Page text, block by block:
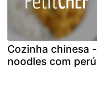
Cozinha chinesa -
noodles com perú